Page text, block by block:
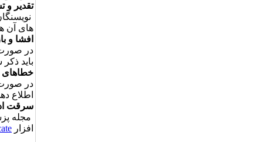
تقدیر و
های آن­
افشا و
در صورت
باید
خطاهای
در صورت
اطلاع
سرقت
مجله
افزار